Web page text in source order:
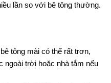
lần so với bê tông thường.
tông mài có thể rất trơn,
ngoài trời hoặc nhà tắm nếu